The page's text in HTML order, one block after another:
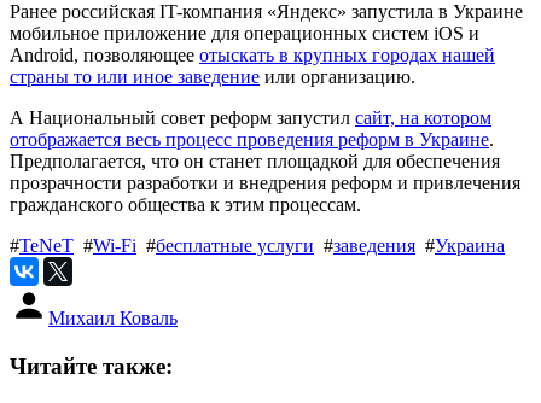
Ранее российская IT-компания «Яндекс» запустила в Украине
мобильное приложение для операционных систем iOS и
Android, позволяющее отыскать в крупных городах нашей
страны то или иное заведение или организацию.
А Национальный совет реформ запустил сайт, на котором
отображается весь процесс проведения реформ в Украине.
Предполагается, что он станет площадкой для обеспечения
прозрачности разработки и внедрения реформ и привлечения
гражданского общества к этим процессам.
#TeNeT #Wi-Fi #бесплатные услуги #заведения #Украина
Михаил Коваль
Читайте также: